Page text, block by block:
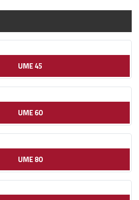
UME 45
UME 60
UME 80